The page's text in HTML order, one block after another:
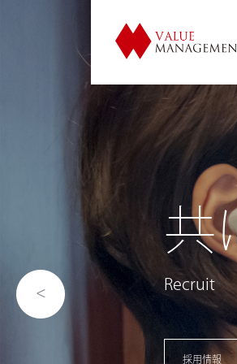
歴
利